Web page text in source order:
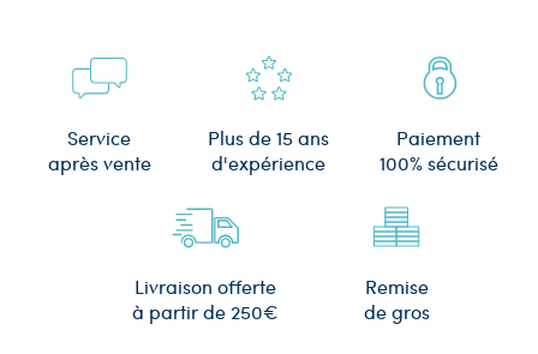
Service
après vente
Plus de 15 ans
d'expérience
Paiement
100% sécurisé
Livraison offerte
à partir de 250€
Remise
de gros